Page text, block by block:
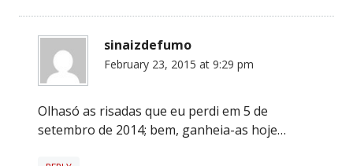
sinaizdefumo
February 23, 2015 at 9:29 pm
Olhasó as risadas que eu perdi em 5 de
setembro de 2014; bem, ganheia-as hoje…